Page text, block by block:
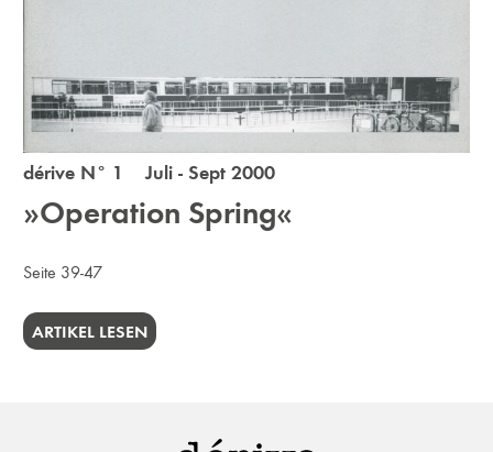
dérive N° 1 Juli - Sept 2000
»Operation Spring«
Seite 39-47
ARTIKEL LESEN